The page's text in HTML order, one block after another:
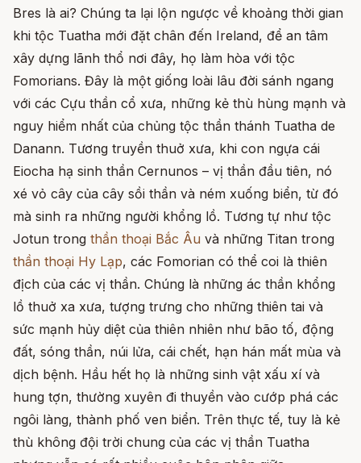
Bres là ai? Chúng ta lại lộn ngược về khoảng thời gian
khi tộc Tuatha mới đặt chân đến Ireland, để an tâm
xây dựng lãnh thổ nơi đây, họ làm hòa với tộc
Fomorians. Đây là một giống loài lâu đời sánh ngang
với các Cựu thần cổ xưa, những kẻ thù hùng mạnh và
nguy hiểm nhất của chủng tộc thần thánh Tuatha de
Danann. Tương truyền thuở xưa, khi con ngựa cái
Eiocha hạ sinh thần Cernunos – vị thần đầu tiên, nó
xé vỏ cây của cây sồi thần và ném xuống biển, từ đó
mà sinh ra những người khổng lồ. Tương tự như tộc
Jotun trong thần thoại Bắc Âu và những Titan trong
thần thoại Hy Lạp, các Fomorian có thể coi là thiên
địch của các vị thần. Chúng là những ác thần khổng
lồ thuở xa xưa, tượng trưng cho những thiên tai và
sức mạnh hủy diệt của thiên nhiên như bão tố, động
đất, sóng thần, núi lửa, cái chết, hạn hán mất mùa và
dịch bệnh. Hầu hết họ là những sinh vật xấu xí và
hung tợn, thường xuyên đi thuyền vào cướp phá các
ngôi làng, thành phố ven biển. Trên thực tế, tuy là kẻ
thù không đội trời chung của các vị thần Tuatha